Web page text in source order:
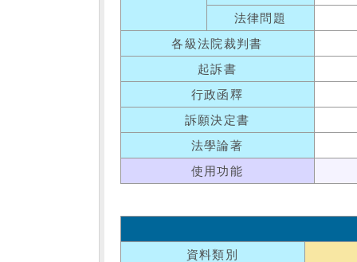
法律問題
各級法院裁判書
起訴書
行政函釋
訴願決定書
法學論著
使用功能
資料類別